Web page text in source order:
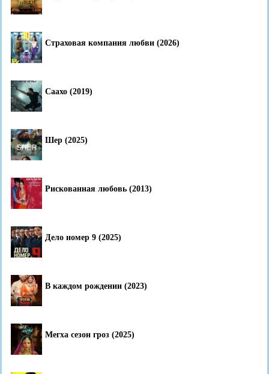
Страховая компания любви (2026)
Саахо (2019)
Шер (2025)
Рискованная любовь (2013)
Дело номер 9 (2025)
В каждом рождении (2023)
Мегха сезон гроз (2025)